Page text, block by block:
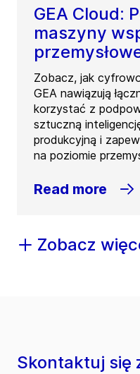
GEA Cloud:
maszyny
Zobacz, jak
GEA nawiązują
korzystać z
sztuczną
produkcyjną i
na poziomie
Read more
Zobacz
Skontaktuj się